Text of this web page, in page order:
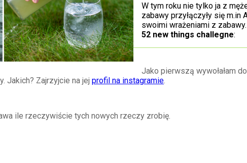
W tym roku nie tylko ja z
zabawy przyłączyły się
swoimi wrażeniami z
52 new things challegne:
Jako pierwszą wywołałam
Jakich? Zajrzyjcie na jej profil na instagramie.
ile rzeczywiście tych nowych rzeczy zrobię.